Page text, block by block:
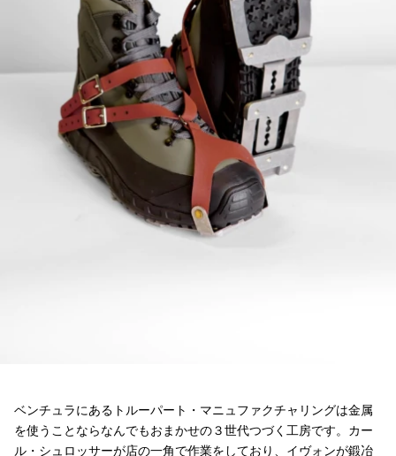
ベンチュラにあるトルーパート・マニュファクチャリングは金属
を使うことならなんでもおまかせの３世代つづく工房です。カー
ル・シュロッサーが店の一角で作業をしており、イヴォンが鍛冶